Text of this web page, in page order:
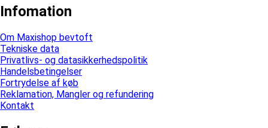
Infomation
Om Maxishop bevtoft
Tekniske data
Privatlivs- og datasikkerhedspolitik
Handelsbetingelser
Fortrydelse af køb
Reklamation, Mangler og refundering
Kontakt